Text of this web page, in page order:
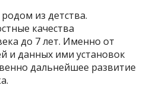
из детства.
качества
до 7 лет. Именно от
и данных ими установок
дальнейшее развитие